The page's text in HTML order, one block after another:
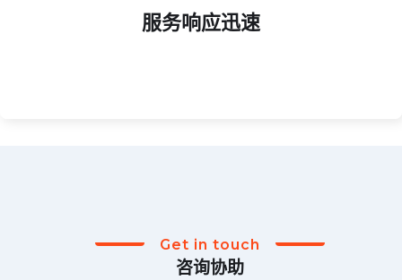
服务响应迅速
7×24 小时客服在线，针对直播故障、售后问题提供即时
Get in touch
咨询协助